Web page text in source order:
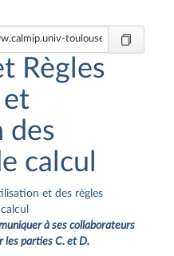
Règles
des
calcul
et des règles
à ses collaborateurs
les parties C. et D.